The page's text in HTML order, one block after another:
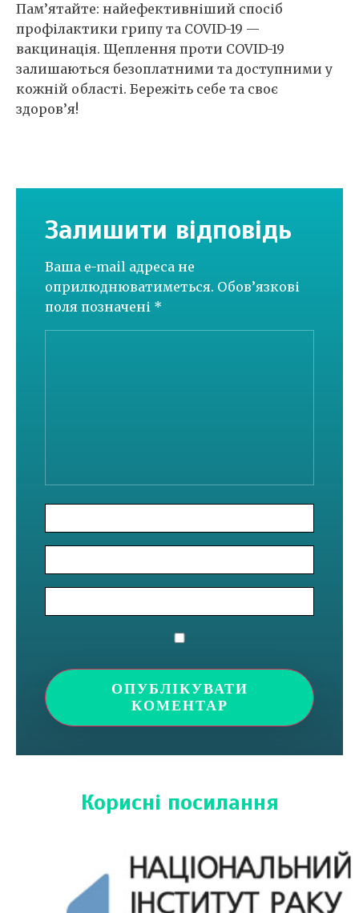
Пам’ятайте: найефективніший спосіб
профілактики грипу та COVID-19 —
вакцинація. Щеплення проти COVID-19
залишаються безоплатними та доступними у
кожній області. Бережіть себе та своє
здоров’я!
Залишити відповідь
Ваша e-mail адреса не
оприлюднюватиметься. Обов’язкові
поля позначені *
Корисні посилання